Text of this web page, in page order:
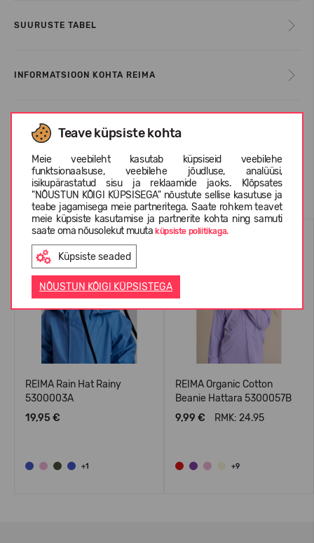
Teave küpsiste kohta
Meie veebileht kasutab küpsiseid veebilehe
funktsionaalsuse, veebilehe jõudluse, analüüsi,
isikupärastatud sisu ja reklaamide jaoks. Klõpsates
"NÕUSTUN KÕIGI KÜPSISEGA" nõustute sellise kasutuse ja
teabe jagamisega meie partneritega. Saate rohkem teavet
meie küpsiste kasutamise ja partnerite kohta ning samuti
saate oma nõusolekut muutaküpsiste poliitikaga.
Küpsiste seaded
NÕUSTUN KÕIGI KÜPSISTEGA
SUURUSTE TABEL
INFORMATSIOON KOHTA REIMA
KLIENTIDE ARVUSTUSED (0)
Sarnased tooted
WATERPROOF
REIMA Rain Hat Rainy
5300003A
19,95 €
+1
REIMA Organic Cotton
Beanie Hattara 5300057B
9,99 €
RMK: 24.95
+9